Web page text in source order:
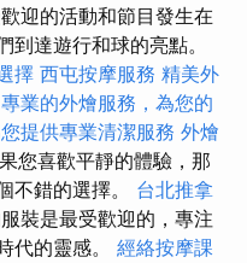
迎的活動和節目發生在
達遊行和球的亮點。
擇 西屯按摩服務 精美外
專業的外燴服務，為您的
提供專業清潔服務 外燴
您喜歡平靜的體驗，那
不錯的選擇。 台北推拿
裝是最受歡迎的，專注
代的靈感。 經絡按摩課